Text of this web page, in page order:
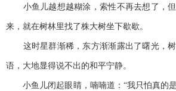
小鱼儿越想越糊涂，索性不再去想了，但
来，就在树林里找了株大树坐下歇歇。
这时星群渐稀，东方渐渐露出了曙光，树
语，大地显得说不出的和平宁静。
小鱼儿闭起眼睛，喃喃道：“我只怕真的